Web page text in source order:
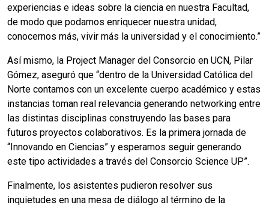
experiencias e ideas sobre la ciencia en nuestra Facultad,
de modo que podamos enriquecer nuestra unidad,
conocernos más, vivir más la universidad y el conocimiento.”
Así mismo, la Project Manager del Consorcio en UCN, Pilar
Gómez, aseguró que “dentro de la Universidad Católica del
Norte contamos con un excelente cuerpo académico y estas
instancias toman real relevancia generando networking entre
las distintas disciplinas construyendo las bases para
futuros proyectos colaborativos. Es la primera jornada de
“Innovando en Ciencias” y esperamos seguir generando
este tipo actividades a través del Consorcio Science UP”.
Finalmente, los asistentes pudieron resolver sus
inquietudes en una mesa de diálogo al término de la